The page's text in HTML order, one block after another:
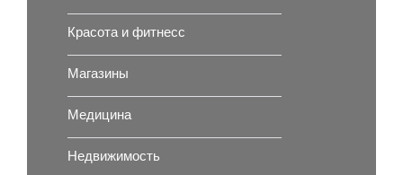
Красота и фитнесс
Магазины
Медицина
Недвижимость